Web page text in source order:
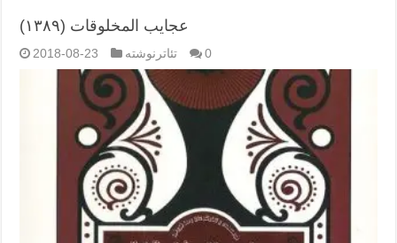
عجایب المخلوقات (۱۳۸۹)
2018-08-23 تئاترنوشته 0